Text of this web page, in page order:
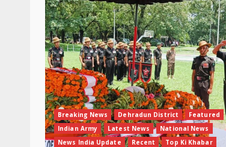
Breaking News Dehradun District Featured
Indian Army
Latest News
National News
News India Update
Recent
Top Ki Khabar